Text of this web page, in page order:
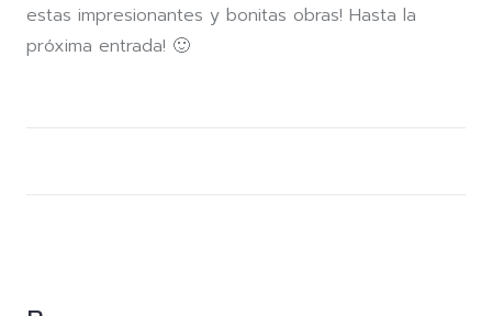
estas impresionantes y bonitas obras! Hasta la
próxima entrada! 🙂